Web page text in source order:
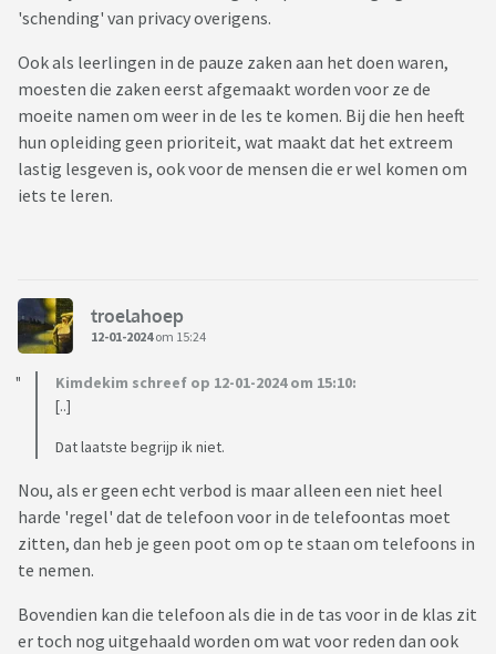
'schending' van privacy overigens.
Ook als leerlingen in de pauze zaken aan het doen waren,
moesten die zaken eerst afgemaakt worden voor ze de
moeite namen om weer in de les te komen. Bij die hen heeft
hun opleiding geen prioriteit, wat maakt dat het extreem
lastig lesgeven is, ook voor de mensen die er wel komen om
iets te leren.
troelahoep
12-01-2024om 15:24
Kimdekim schreef op 12-01-2024 om 15:10:
[..]
Dat laatste begrijp ik niet.
Nou, als er geen echt verbod is maar alleen een niet heel
harde 'regel' dat de telefoon voor in de telefoontas moet
zitten, dan heb je geen poot om op te staan om telefoons in
te nemen.
Bovendien kan die telefoon als die in de tas voor in de klas zit
er toch nog uitgehaald worden om wat voor reden dan ook